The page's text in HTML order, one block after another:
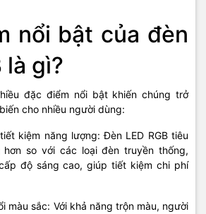
nổi bật của đèn
là gì?
đặc điểm nổi bật khiến chúng trở
cho nhiều người dùng:
kiệm năng lượng: Đèn LED RGB tiêu
so với các loại đèn truyền thống,
độ sáng cao, giúp tiết kiệm chi phí
màu sắc: Với khả năng trộn màu, người